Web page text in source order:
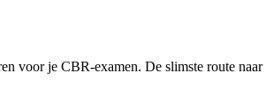
voor je CBR-examen. De slimste route naar